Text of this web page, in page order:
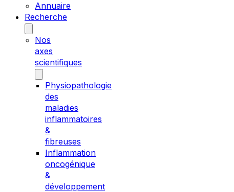
Annuaire
Recherche
Nos
axes
scientifiques
Physiopathologie
des
maladies
inflammatoires
&
fibreuses
Inflammation
oncogénique
&
développement